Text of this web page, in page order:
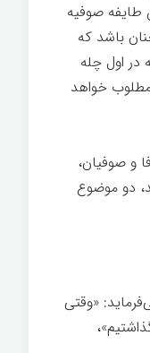
طایفه صوفیه
باشد که
اول چله
خواهد
و صوفیان،
دو موضوع
«وقتی